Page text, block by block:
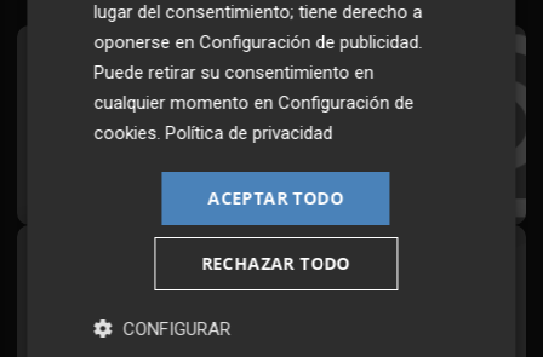
Suscríbete al Boletín
Todos los días a primera hora en tu email
¡Quiero suscribirme!
Síguenos en redes
Plaza Podcast, desde cualquier medio
lugar del consentimiento; tiene derecho a
oponerse enConfiguración de publicidad.
Puede retirar su consentimiento en
cualquier momento enConfiguración de
cookies.Política de privacidad
ACEPTAR TODO
RECHAZAR TODO
CONFIGURAR